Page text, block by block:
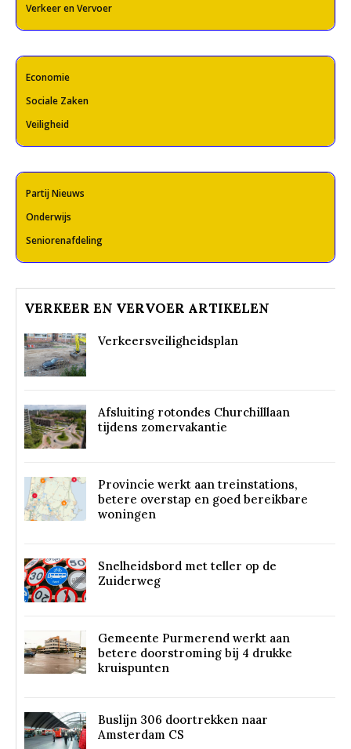
Verkeer en Vervoer
Economie
Sociale Zaken
Veiligheid
Partij Nieuws
Onderwijs
Seniorenafdeling
VERKEER EN VERVOER ARTIKELEN
Verkeersveiligheidsplan
Afsluiting rotondes Churchilllaan
tijdens zomervakantie
Provincie werkt aan treinstations,
betere overstap en goed bereikbare
woningen
Snelheidsbord met teller op de
Zuiderweg
Gemeente Purmerend werkt aan
betere doorstroming bij 4 drukke
kruispunten
Buslijn 306 doortrekken naar
Amsterdam CS